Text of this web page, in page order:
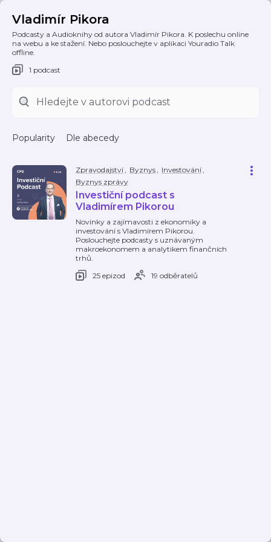
Vladimír Pikora
Podcasty a Audioknihy od autora Vladimír Pikora. K poslechu online
na webu a ke stažení. Nebo poslouchejte v aplikaci Youradio Talk
offline.
1 podcast
Popularity Dle abecedy
Zpravodajství, Byznys, Investování,
Byznys zprávy
Investiční podcast s
Vladimírem Pikorou
Novinky a zajímavosti z ekonomiky a
investování s Vladimírem Pikorou.
Poslouchejte podcasty s uznávaným
makroekonomem a analytikem finančních
trhů.
25 epizod
19 odběratelů